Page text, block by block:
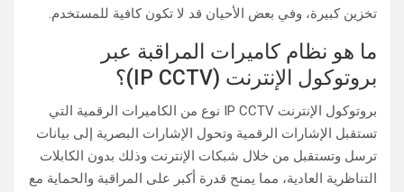
تخزين كبيرة، وفي بعض الأحيان قد لا تكون كافية للمستخدم.
ما هو نظام كاميرات المراقبة عبر
بروتوكول الإنترنت (IP CCTV)؟
بروتوكول الإنترنت IP CCTV نوع من الكاميرات الرقمية التي
تستقبل الإشارات الرقمية وتحول الإشارات البصرية إلى بيانات
ترسل وتستقبل من خلال شبكات الإنترنت وذلك بدون الكابلات
التناظرية العادية، مما يمنح قدرة أكبر على المراقبة والحماية مع